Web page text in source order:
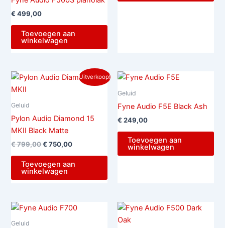
€ 499,00
Toevoegen aan
winkelwagen
Uitverkoop!
Geluid
Pylon Audio Diamond 15
MKII Black Matte
€799,00
Oorspronkelijke
€ 750,00
Huidige
prijs
Toevoegen aan
winkelwagen
Geluid
Fyne Audio F5E Black Ash
€ 249,00
Toevoegen aan
winkelwagen
Geluid